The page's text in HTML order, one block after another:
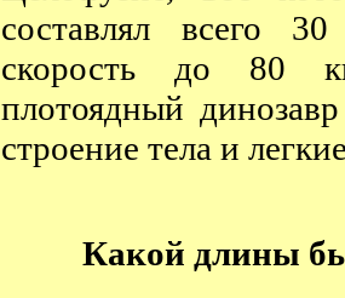
составлял всего
скорость до 80
плотоядный
строение тела и
Какой длины